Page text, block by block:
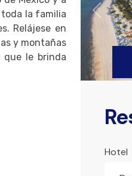
la familia
Relájese en
y montañas
que le brinda
Splash Riviera Cancún
Previous
Hotel